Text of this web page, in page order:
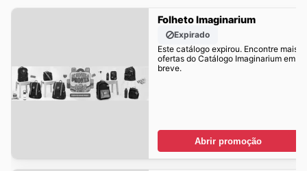
Folheto Imaginarium
Expirado
Este catálogo expirou. Encontre mais
ofertas do Catálogo Imaginarium em
breve.
Abrir promoção